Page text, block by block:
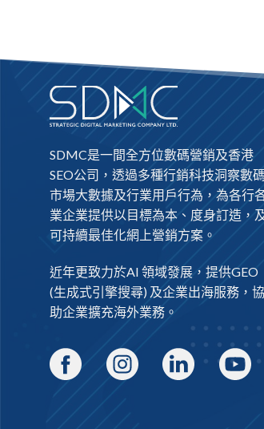
SDMC是一間全方位數碼營銷及香港
SEO公司 ，透過多種行銷科技洞察數碼
市場大數據及行業用戶行為，為各行
業企業提供以目標為本、度身訂造，
可持續最佳化網上營銷方案。
近年更致力於AI 領域發展，提供GEO
(生成式引擎搜尋) 及企業出海服務，協
助企業擴充海外業務。